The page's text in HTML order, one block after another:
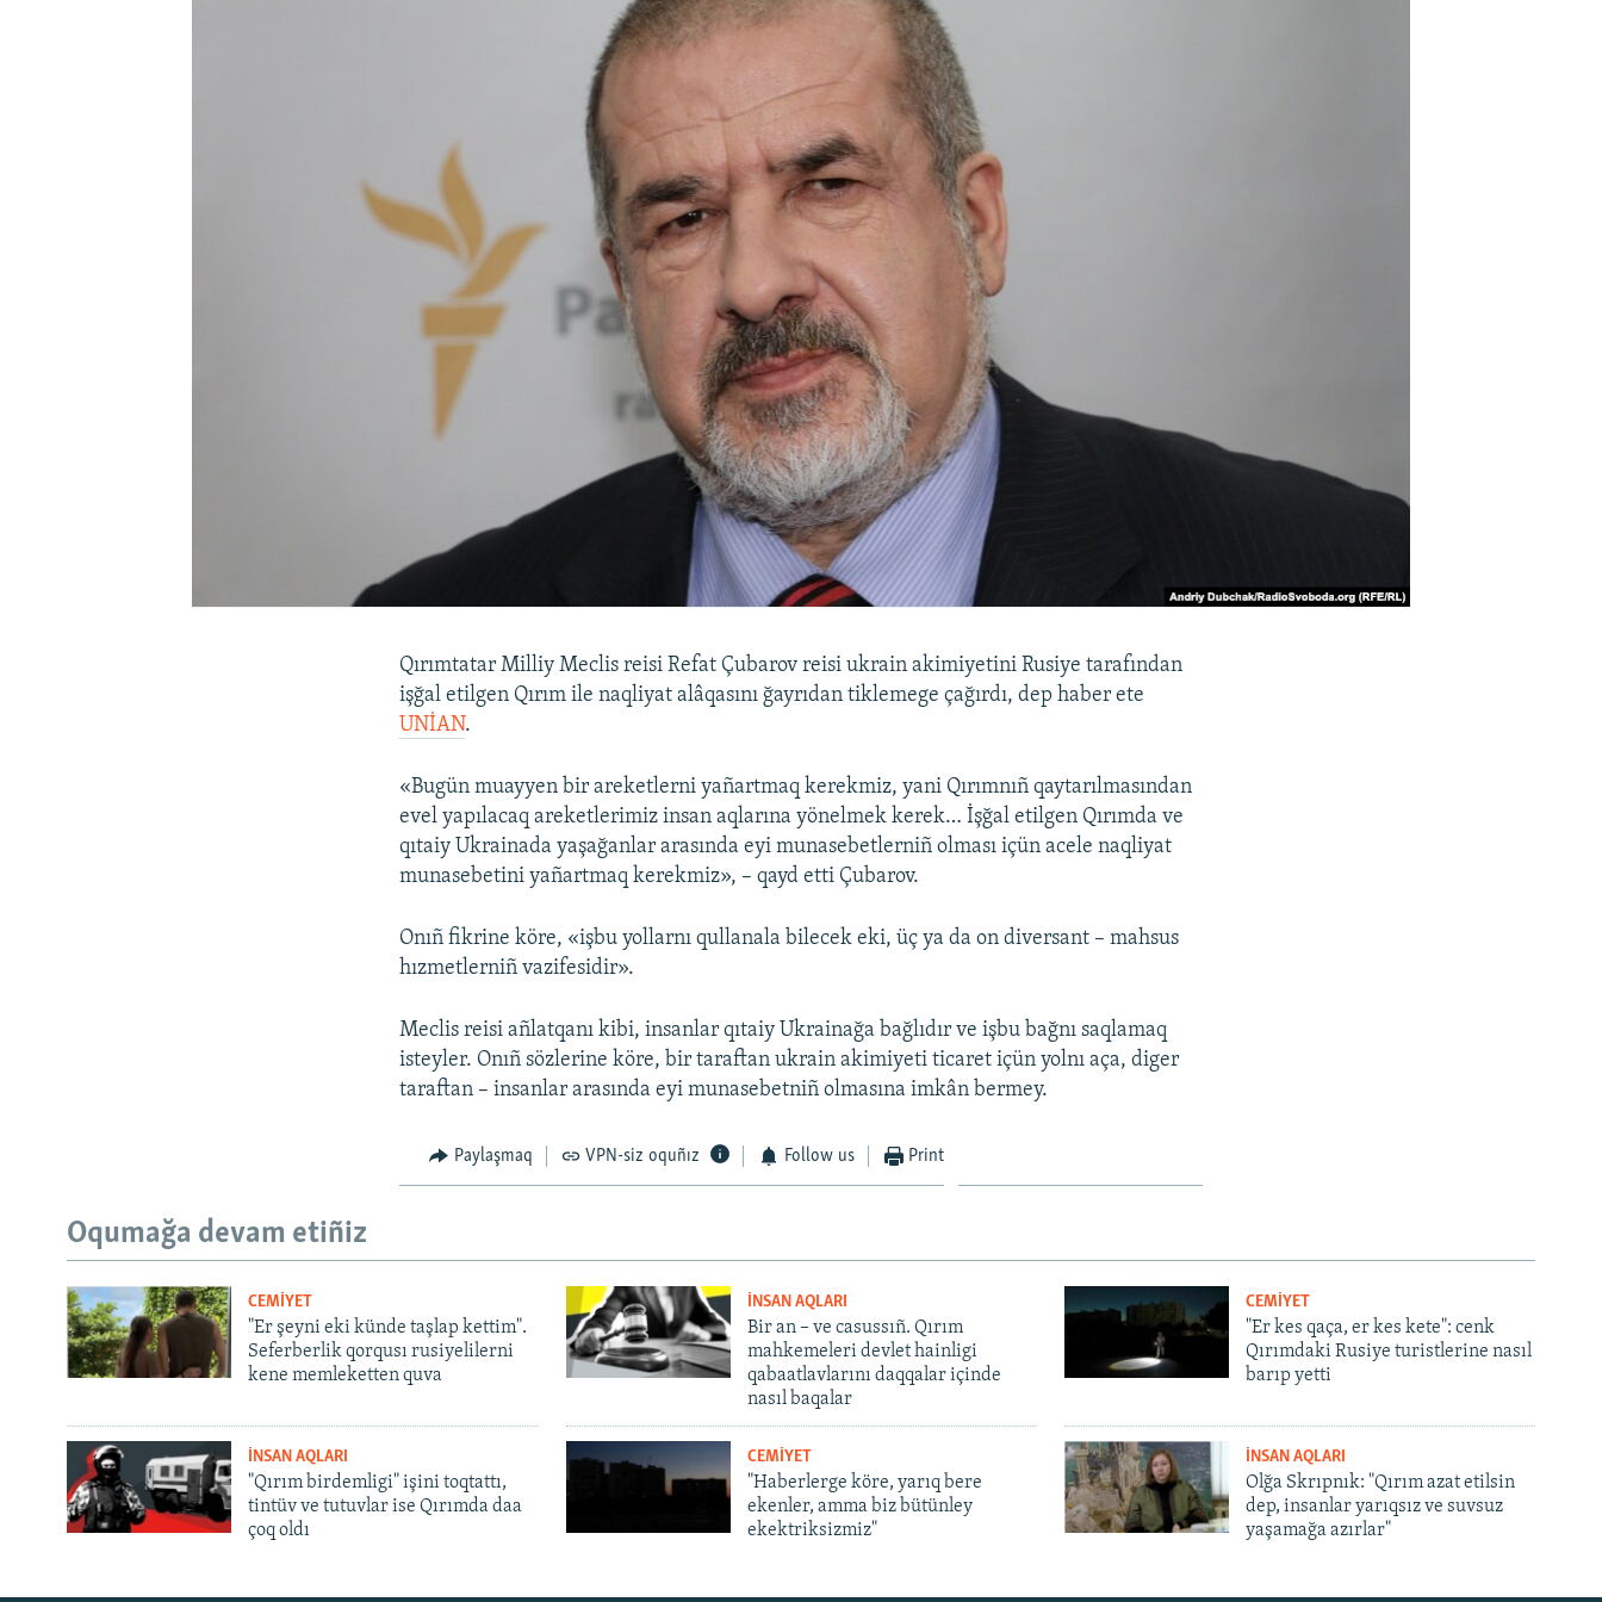
Русский
Qırımtatar Milliy Meclis reisi Refat Çubarov reisi ukrain akimiyetini Rusiye tarafından
işğal etilgen Qırım ile naqliyat alâqasını ğayrıdan tiklemege çağırdı, dep haber ete
UNİAN.
«Bugün muayyen bir areketlerni yañartmaq kerekmiz, yani Qırımnıñ qaytarılmasından
evel yapılacaq areketlerimiz insan aqlarına yönelmek kerek… İşğal etilgen Qırımda ve
qıtaiy Ukrainada yaşağanlar arasında eyi munasebetlerniñ olması içün acele naqliyat
munasebetini yañartmaq kerekmiz», – qayd etti Çubarov.
Onıñ fikrine köre, «işbu yollarnı qullanala bilecek eki, üç ya da on diversant – mahsus
hızmetlerniñ vazifesidir».
Meclis reisi añlatqanı kibi, insanlar qıtaiy Ukrainağa bağlıdır ve işbu bağnı saqlamaq
isteyler. Onıñ sözlerine köre, bir taraftan ukrain akimiyeti ticaret içün yolnı aça, diger
taraftan – insanlar arasında eyi munasebetniñ olmasına imkân bermey.
Paylaşmaq VPN-siz oquñız Follow us Print
Oqumağa devam etiñiz
CEMİYET
"Er şeyni eki künde taşlap kettim".
Seferberlik qorqusı rusiyelilerni
kene memleketten quva
İNSAN AQLARI
Bir an – ve casussıñ. Qırım
mahkemeleri devlet hainligi
qabaatlavlarını daqqalar içinde
nasıl baqalar
CEMİYET
"Er kes qaça, er kes kete": cenk
Qırımdaki Rusiye turistlerine nasıl
barıp yetti
İNSAN AQLARI
"Qırım birdemligi" işini toqtattı,
tintüv ve tutuvlar ise Qırımda daa
çoq oldı
CEMİYET
"Haberlerge köre, yarıq bere
ekenler, amma biz bütünley
ekektriksizmiz"
İNSAN AQLARI
Olğa Skrıpnık: "Qırım azat etilsin
dep, insanlar yarıqsız ve suvsuz
yaşamağa azırlar"